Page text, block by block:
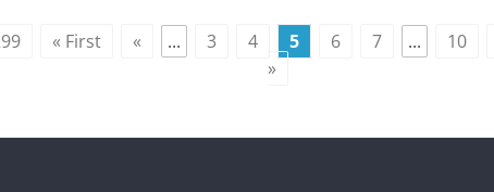
« First « ... 3 4 5 6 7 ... 10
»